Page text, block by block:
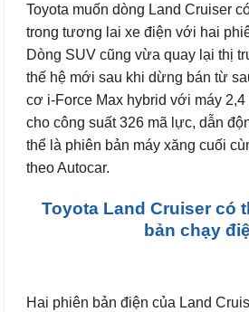
Toyota muốn dòng Land Cruiser
trong tương lai xe điện với hai
Dòng SUV cũng vừa quay lại thị
thế hệ mới sau khi dừng bán từ
cơ i-Force Max hybrid với máy 2,4
cho công suất 326 mã lực, dẫn
thể là phiên bản máy xăng cuối
theo Autocar.
Toyota Land Cruiser có
bản chạy
Hai phiên bản điện của Land